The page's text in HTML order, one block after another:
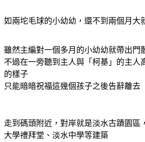
如兩坨毛球的小幼幼，還不到兩個月大
雖然主編對一個多月的小幼幼就帶出門
不過在一旁聽到主人與「柯基」的主人
的樣子
只能暗暗祝福這幾個孩子之後告辭離去
走到碼頭附近，對岸就是淡水古蹟園區
大學禮拜堂、淡水中學等建築